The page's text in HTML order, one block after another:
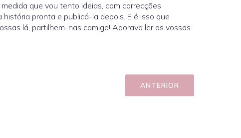
que vou tento ideias, com correcções
pronta e publicá-la depois. E é isso que
lá, partilhem-nas comigo! Adorava ler as vossas
ANTERIOR